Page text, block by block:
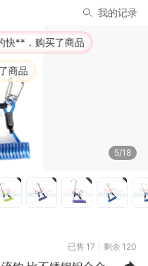
我的记录
5/18
已售 17 剩余 120